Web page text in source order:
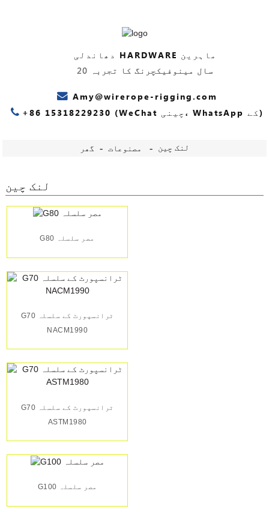
دھاندلی HARDWARE ماہرین
20 سال مینوفیکچرنگ کا تجربہ
Amy@wirerope-rigging.com
+86 15318229230 (WeChat چینی، WhatsApp کے)
گھر مصنوعات لنک چین
لنک چین
G80 مصر سلسلہ
G70 ٹرانسپورٹ کے سلسلہ
NACM1990
G70 ٹرانسپورٹ کے سلسلہ
ASTM1980
G100 مصر سلسلہ